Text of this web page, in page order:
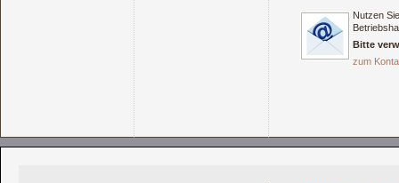
Nutzen
Bitte
zum